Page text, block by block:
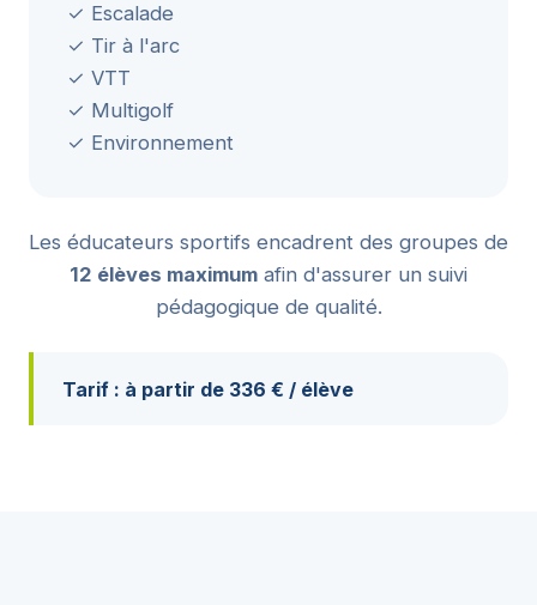
✓ Escalade
✓ Tir à l'arc
✓ VTT
✓ Multigolf
✓ Environnement
Les éducateurs sportifs encadrent des groupes de
12 élèves maximum afin d'assurer un suivi
pédagogique de qualité.
Tarif : à partir de 336 € / élève